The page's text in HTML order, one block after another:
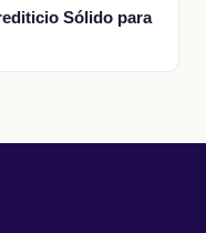
Sólido para